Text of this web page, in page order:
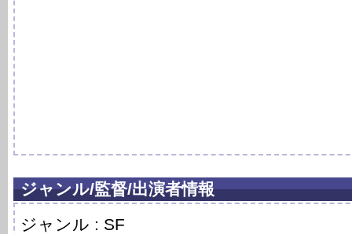
ジャンル/監督/出演者情報
ジャンル : SF